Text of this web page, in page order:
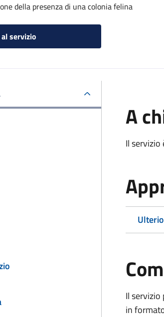
della presenza di una colonia felina
servizio
A
Il
Il
in